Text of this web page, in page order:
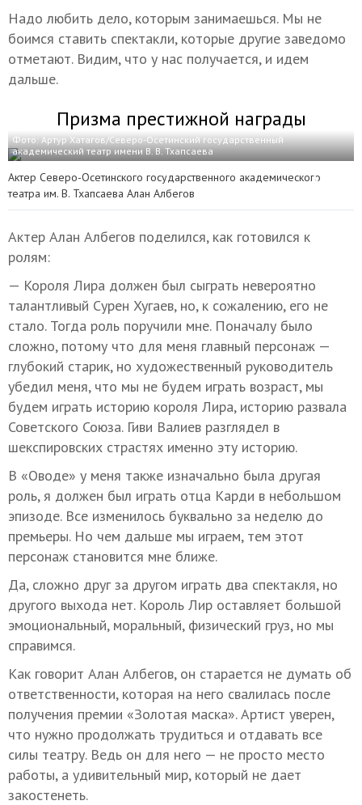
Надо любить дело, которым занимаешься. Мы не
боимся ставить спектакли, которые другие заведомо
отметают. Видим, что у нас получается, и идем
дальше.
Призма престижной награды
Фото: Артур Хатагов/Северо-Осетинский государственный
академический театр имени В. В. Тхапсаева
Актер Северо-Осетинского государственного академического
театра им. В. Тхапсаева Алан Албегов
Актер Алан Албегов поделился, как готовился к
ролям:
— Короля Лира должен был сыграть невероятно
талантливый Сурен Хугаев, но, к сожалению, его не
стало. Тогда роль поручили мне. Поначалу было
сложно, потому что для меня главный персонаж —
глубокий старик, но художественный руководитель
убедил меня, что мы не будем играть возраст, мы
будем играть историю короля Лира, историю развала
Советского Союза. Гиви Валиев разглядел в
шекспировских страстях именно эту историю.
В «Оводе» у меня также изначально была другая
роль, я должен был играть отца Карди в небольшом
эпизоде. Все изменилось буквально за неделю до
премьеры. Но чем дальше мы играем, тем этот
персонаж становится мне ближе.
Да, сложно друг за другом играть два спектакля, но
другого выхода нет. Король Лир оставляет большой
эмоциональный, моральный, физический груз, но мы
справимся.
Как говорит Алан Албегов, он старается не думать об
ответственности, которая на него свалилась после
получения премии «Золотая маска». Артист уверен,
что нужно продолжать трудиться и отдавать все
силы театру. Ведь он для него — не просто место
работы, а удивительный мир, который не дает
закостенеть.